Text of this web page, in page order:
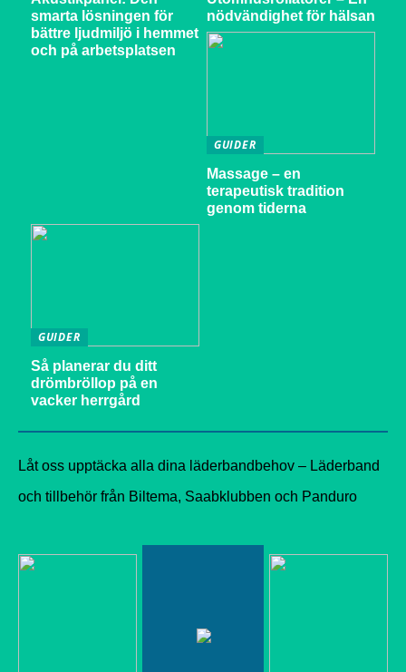
smarta lösningen för
bättre ljudmiljö i hemmet
och på arbetsplatsen
nödvändighet för hälsan
GUIDER
Massage – en
terapeutisk tradition
genom tiderna
GUIDER
Så planerar du ditt
drömbröllop på en
vacker herrgård
Låt oss upptäcka alla dina läderbandbehov – Läderband
och tillbehör från Biltema, Saabklubben och Panduro